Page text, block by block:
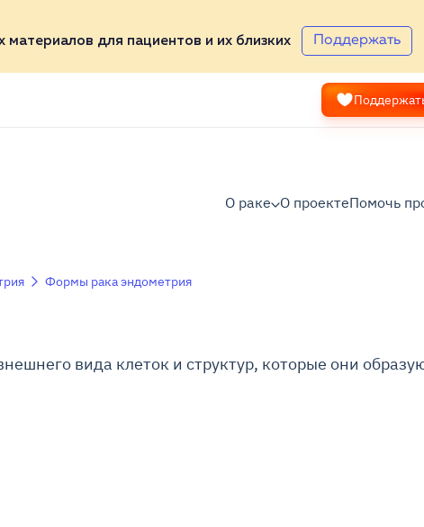
для пациентов и их близких Поддержать
О раке О проектеПомочь
Формы рака эндометрия
вида клеток и структур, которые они